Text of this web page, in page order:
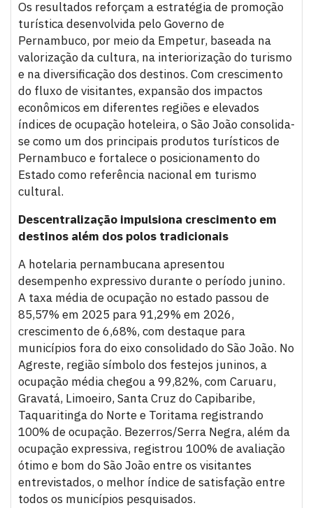
Os resultados reforçam a estratégia de promoção
turística desenvolvida pelo Governo de
Pernambuco, por meio da Empetur, baseada na
valorização da cultura, na interiorização do turismo
e na diversificação dos destinos. Com crescimento
do fluxo de visitantes, expansão dos impactos
econômicos em diferentes regiões e elevados
índices de ocupação hoteleira, o São João consolida-
se como um dos principais produtos turísticos de
Pernambuco e fortalece o posicionamento do
Estado como referência nacional em turismo
cultural.
Descentralização impulsiona crescimento em
destinos além dos polos tradicionais
A hotelaria pernambucana apresentou
desempenho expressivo durante o período junino.
A taxa média de ocupação no estado passou de
85,57% em 2025 para 91,29% em 2026,
crescimento de 6,68%, com destaque para
municípios fora do eixo consolidado do São João. No
Agreste, região símbolo dos festejos juninos, a
ocupação média chegou a 99,82%, com Caruaru,
Gravatá, Limoeiro, Santa Cruz do Capibaribe,
Taquaritinga do Norte e Toritama registrando
100% de ocupação. Bezerros/Serra Negra, além da
ocupação expressiva, registrou 100% de avaliação
ótimo e bom do São João entre os visitantes
entrevistados, o melhor índice de satisfação entre
todos os municípios pesquisados.